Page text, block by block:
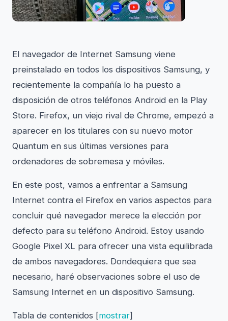
El navegador de Internet Samsung viene
preinstalado en todos los dispositivos Samsung, y
recientemente la compañía lo ha puesto a
disposición de otros teléfonos Android en la Play
Store. Firefox, un viejo rival de Chrome, empezó a
aparecer en los titulares con su nuevo motor
Quantum en sus últimas versiones para
ordenadores de sobremesa y móviles.
En este post, vamos a enfrentar a Samsung
Internet contra el Firefox en varios aspectos para
concluir qué navegador merece la elección por
defecto para su teléfono Android. Estoy usando
Google Pixel XL para ofrecer una vista equilibrada
de ambos navegadores. Dondequiera que sea
necesario, haré observaciones sobre el uso de
Samsung Internet en un dispositivo Samsung.
Tabla de contenidos [mostrar]